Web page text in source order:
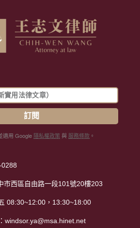
訂閱
適用 Google 隱私權政策與 服務條款 。
市西區自由路一段101號20樓203
08:30~12:00，13:30~18:00
windsor.ya@msa.hinet.net